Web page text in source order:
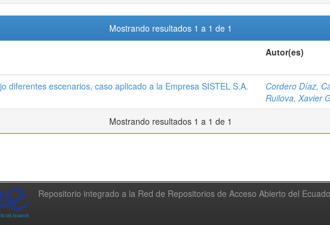
Mostrando resultados 1 a 1 de 1
Autor(es)
diferentes escenarios, caso aplicado a la Empresa SISTEL S.A. Cordero Díaz,
Ruilova, Xavier
Mostrando resultados 1 a 1 de 1
Repositorio integrado a la Red de Repositorios de Acceso Abierto del